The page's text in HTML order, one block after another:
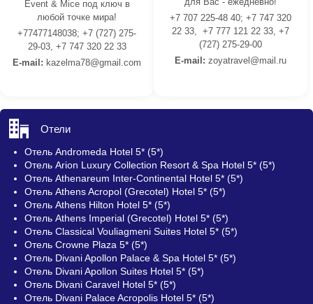
Event & Mice под ключ в
любой точке мира!
+77477148038; +7 (727) 275-
29-03, +7 747 320 22 33
E-mail: kazelma78@gmail.com
+7 707 225-48 40; +7 747 320
22 33, +7 777 121 22 33, +7
(727) 275-29-00
E-mail: zoyatravel@mail.ru
Отели
Отель Andromeda Hotel 5* (5*)
Отель Arion Luxury Collection Resort & Spa Hotel 5* (5*)
Отель Athenareum Inter-Continental Hotel 5* (5*)
Отель Athens Acropol (Grecotel) Hotel 5* (5*)
Отель Athens Hilton Hotel 5* (5*)
Отель Athens Imperial (Grecotel) Hotel 5* (5*)
Отель Classical Vouliagmeni Suites Hotel 5* (5*)
Отель Crowne Plaza 5* (5*)
Отель Divani Apollon Palace & Spa Hotel 5* (5*)
Отель Divani Apollon Suites Hotel 5* (5*)
Отель Divani Caravel Hotel 5* (5*)
Отель Divani Palace Acropolis Hotel 5* (5*)